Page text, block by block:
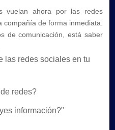
vuelan ahora por las redes
de forma inmediata.
de comunicación, está saber
las redes sociales en tu
redes?
información?"